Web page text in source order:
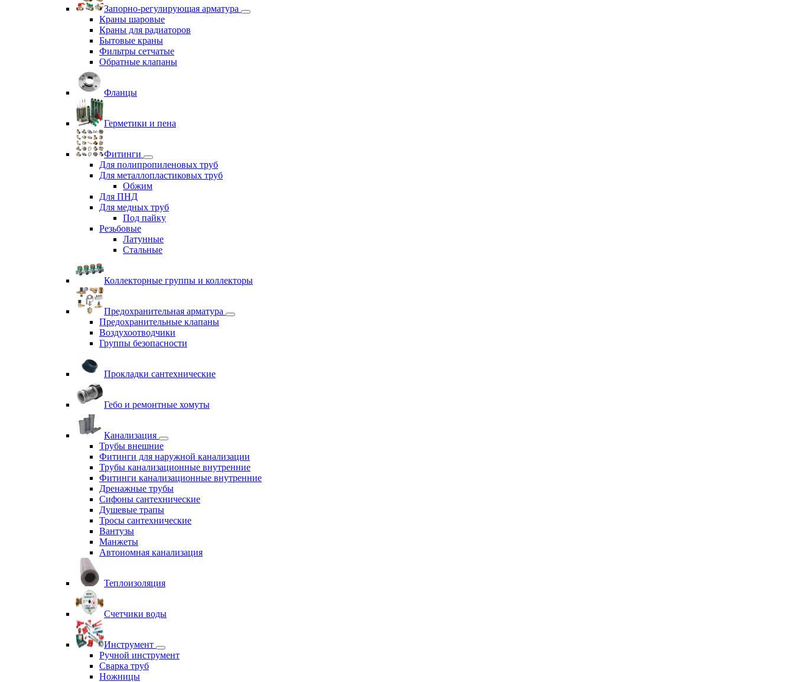
Запорно-регулирующая арматура
Краны шаровые
Краны для радиаторов
Бытовые краны
Фильтры сетчатые
Обратные клапаны
Фланцы
Герметики и пена
Фитинги
Для полипропиленовых труб
Для металлопластиковых труб
Обжим
Для ПНД
Для медных труб
Под пайку
Резьбовые
Латунные
Cтальные
Коллекторные группы и коллекторы
Предохранительная арматура
Предохранительные клапаны
Воздухоотводчики
Группы безопасности
Прокладки сантехнические
Гебо и ремонтные хомуты
Канализация
Трубы внешние
Фитинги для наружной канализации
Трубы канализационные внутренние
Фитинги канализационные внутренние
Дренажные трубы
Сифоны сантехнические
Душевые трапы
Тросы сантехнические
Вантузы
Манжеты
Автономная канализация
Теплоизоляция
Счетчики воды
Инструмент
Ручной инструмент
Сварка труб
Ножницы